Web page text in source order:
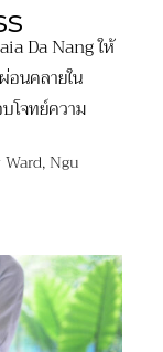
Da Nang ให้
อนคลายใน
โจทย์ความ
Ngu